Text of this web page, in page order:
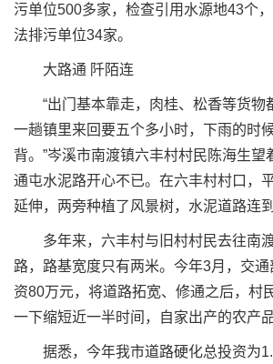
污单位500多家，检查引用水源地43个
法排污单位34家。
大路通 阡陌连
“出门基本靠走，肉桂、松香等货物
一趟镇里来回要五个多小时，下雨的时
背。”岑溪市南渡镇六丰村村民陈海生望
通屯水泥路开心不已。在六丰村村口，
延伸，两旁种植了风景树，水泥道路连
多年来，六丰村与旧村村民去往南
路，路基宽度只有两米。今年3月，交
资80万元，将道路拓宽、修通之后，村
一下缩短近一半时间，自家出产的农产
据悉，今年我市道路硬化总投资为